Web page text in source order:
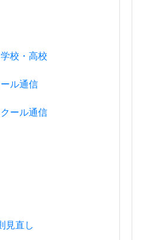
校・高校
ル通信
ール通信
見直し